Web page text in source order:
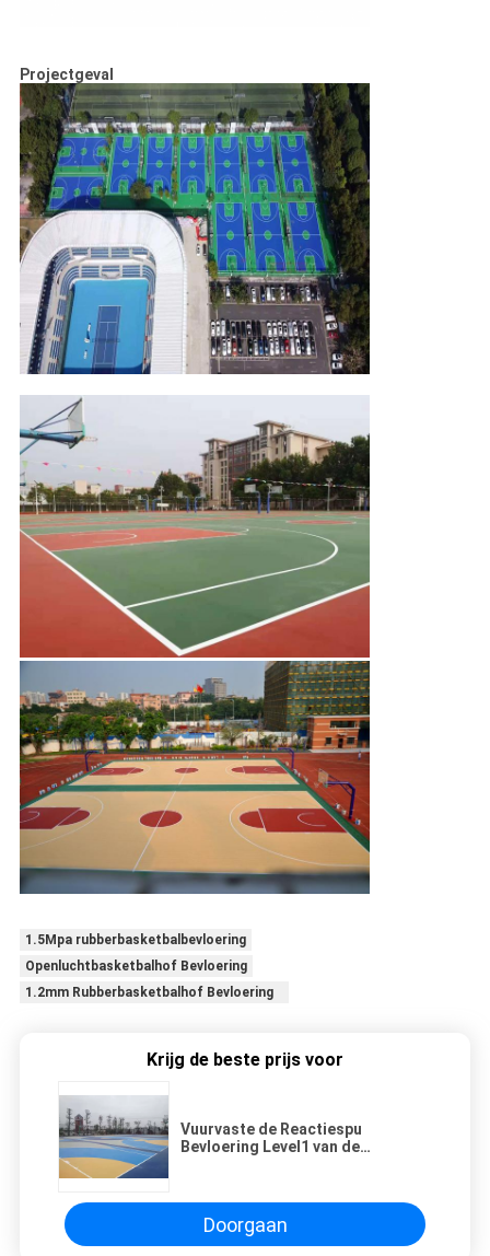
Projectgeval
1.5Mpa rubberbasketbalbevloering
Openluchtbasketbalhof Bevloering
1.2mm Rubberbasketbalhof Bevloering
Krijg de beste prijs voor
Vuurvaste de Reactiespu
Bevloering Level1 van de
Doorgaan